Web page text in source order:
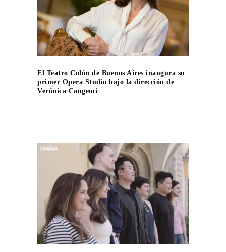
El Teatro Colón de Buenos Aires inaugura su
primer Opera Studio bajo la dirección de
Verónica Cangemi